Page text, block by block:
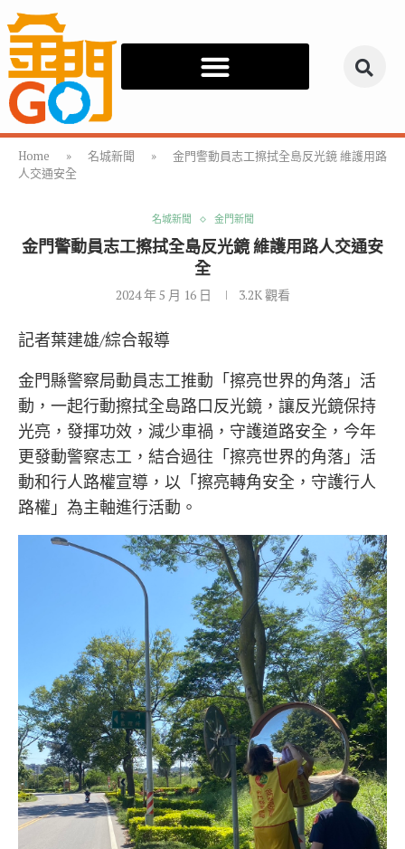
Home » 名城新聞 »
金門警動員志工擦拭全島反光鏡 維護用路
人交通安全
名城新聞 金門新聞
金門警動員志工擦拭全島反光鏡 維護用路人交通安
全
2024 年 5 月 16 日 3.2K觀看
記者葉建雄/綜合報導
金門縣警察局動員志工推動「擦亮世界的角落」活
動，一起行動擦拭全島路口反光鏡，讓反光鏡保持
光亮，發揮功效，減少車禍，守護道路安全，今年
更發動警察志工，結合過往「擦亮世界的角落」活
動和行人路權宣導，以「擦亮轉角安全，守護行人
路權」為主軸進行活動。